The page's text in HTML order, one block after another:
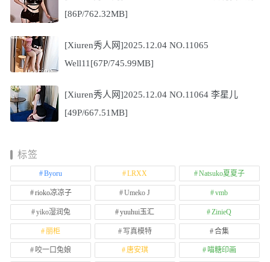
[86P/762.32MB]
[Xiuren秀人网]2025.12.04 NO.11065
Well11[67P/745.99MB]
[Xiuren秀人网]2025.12.04 NO.11064 李星儿
[49P/667.51MB]
标签
Byoru LRXX Natsuko夏夏子
rioko凉凉子 Umeko J vmb
yiko湿润兔 yuuhui玉汇 ZinieQ
丽柜 写真模特 合集
咬一口兔娘 唐安琪 喵糖印画